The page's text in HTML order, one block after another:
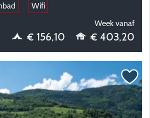
Wifi
Week vanaf
€ 156,10 € 403,20